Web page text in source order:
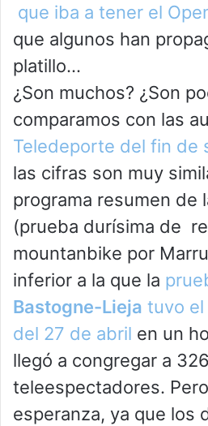
que iba a tener el
que algunos han
platillo…
¿Son muchos? ¿Son
comparamos con las
Teledeporte del fin de
las cifras son muy
programa resumen de
(prueba durísima de
mountanbike por
inferior a la que la
Bastogne-Lieja tuvo el
del 27 de abril en un
llegó a congregar a
teleespectadores.
esperanza, ya que los